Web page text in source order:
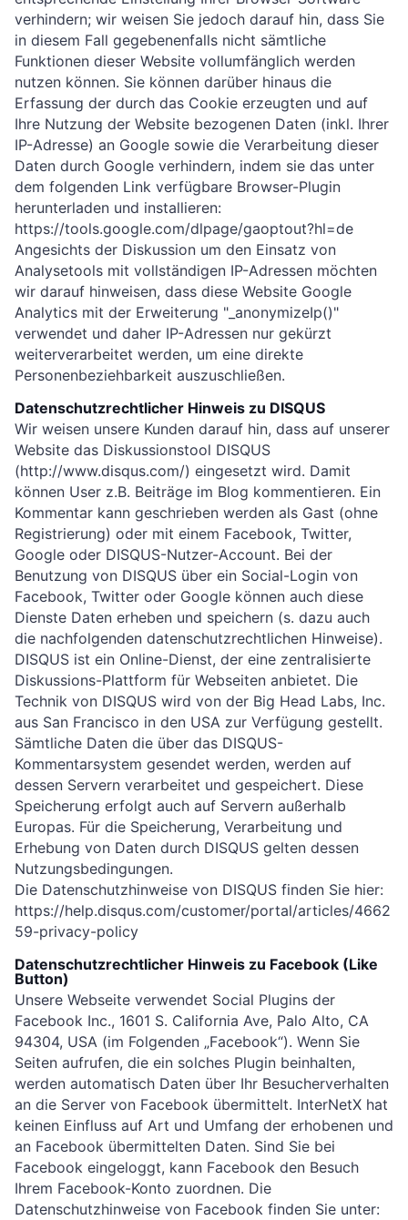
verhindern; wir weisen Sie jedoch darauf hin, dass Sie
in diesem Fall gegebenenfalls nicht sämtliche
Funktionen dieser Website vollumfänglich werden
nutzen können. Sie können darüber hinaus die
Erfassung der durch das Cookie erzeugten und auf
Ihre Nutzung der Website bezogenen Daten (inkl. Ihrer
IP-Adresse) an Google sowie die Verarbeitung dieser
Daten durch Google verhindern, indem sie das unter
dem folgenden Link verfügbare Browser-Plugin
herunterladen und installieren:
https://tools.google.com/dlpage/gaoptout?hl=de
Angesichts der Diskussion um den Einsatz von
Analysetools mit vollständigen IP-Adressen möchten
wir darauf hinweisen, dass diese Website Google
Analytics mit der Erweiterung "_anonymizeIp()"
verwendet und daher IP-Adressen nur gekürzt
weiterverarbeitet werden, um eine direkte
Personenbeziehbarkeit auszuschließen.
Datenschutzrechtlicher Hinweis zu DISQUS
Wir weisen unsere Kunden darauf hin, dass auf unserer
Website das Diskussionstool DISQUS
(http://www.disqus.com/) eingesetzt wird. Damit
können User z.B. Beiträge im Blog kommentieren. Ein
Kommentar kann geschrieben werden als Gast (ohne
Registrierung) oder mit einem Facebook, Twitter,
Google oder DISQUS-Nutzer-Account. Bei der
Benutzung von DISQUS über ein Social-Login von
Facebook, Twitter oder Google können auch diese
Dienste Daten erheben und speichern (s. dazu auch
die nachfolgenden datenschutzrechtlichen Hinweise).
DISQUS ist ein Online-Dienst, der eine zentralisierte
Diskussions-Plattform für Webseiten anbietet. Die
Technik von DISQUS wird von der Big Head Labs, Inc.
aus San Francisco in den USA zur Verfügung gestellt.
Sämtliche Daten die über das DISQUS-
Kommentarsystem gesendet werden, werden auf
dessen Servern verarbeitet und gespeichert. Diese
Speicherung erfolgt auch auf Servern außerhalb
Europas. Für die Speicherung, Verarbeitung und
Erhebung von Daten durch DISQUS gelten dessen
Nutzungsbedingungen.
Die Datenschutzhinweise von DISQUS finden Sie hier:
https://help.disqus.com/customer/portal/articles/4662
59-privacy-policy
Datenschutzrechtlicher Hinweis zu Facebook (Like
Button)
Unsere Webseite verwendet Social Plugins der
Facebook Inc., 1601 S. California Ave, Palo Alto, CA
94304, USA (im Folgenden „Facebook“). Wenn Sie
Seiten aufrufen, die ein solches Plugin beinhalten,
werden automatisch Daten über Ihr Besucherverhalten
an die Server von Facebook übermittelt. InterNetX hat
keinen Einfluss auf Art und Umfang der erhobenen und
an Facebook übermittelten Daten. Sind Sie bei
Facebook eingeloggt, kann Facebook den Besuch
Ihrem Facebook-Konto zuordnen. Die
Datenschutzhinweise von Facebook finden Sie unter: